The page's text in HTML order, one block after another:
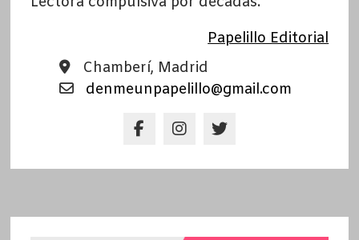
Papelillo Editorial
Chamberí, Madrid
denmeunpapelillo@gmail.com